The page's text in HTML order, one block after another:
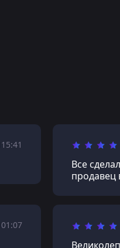
15:41
Все
продавец
01:07